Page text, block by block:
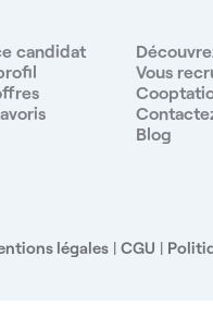
plus, vous serez amené(e)
pour la partie
que cette offre est
du profil. Au sein
et idéalement situé au
un accès facilité
en commun et une place de
candidat
Vous
Blog
légales | CGU |